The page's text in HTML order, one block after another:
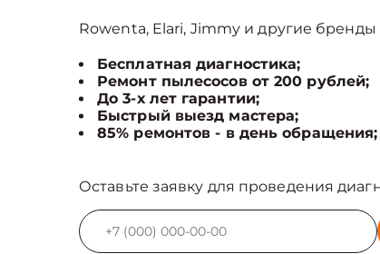
Rowenta, Elari, Jimmy и другие бренды
Бесплатная диагностика;
Ремонт пылесосов от 200 рублей;
До 3-х лет гарантии;
Быстрый выезд мастера;
85% ремонтов - в день обращения;
Оставьте заявку для проведения